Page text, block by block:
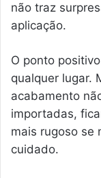
não traz
aplicação.
O ponto
qualquer lugar.
acabamento
importadas,
mais rugoso se
cuidado.